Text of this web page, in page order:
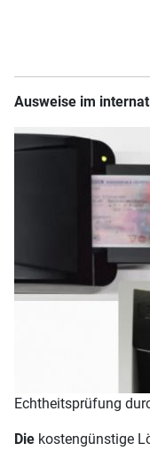
Ausweise im
Echtheitsprüfung
Die kostengünstige